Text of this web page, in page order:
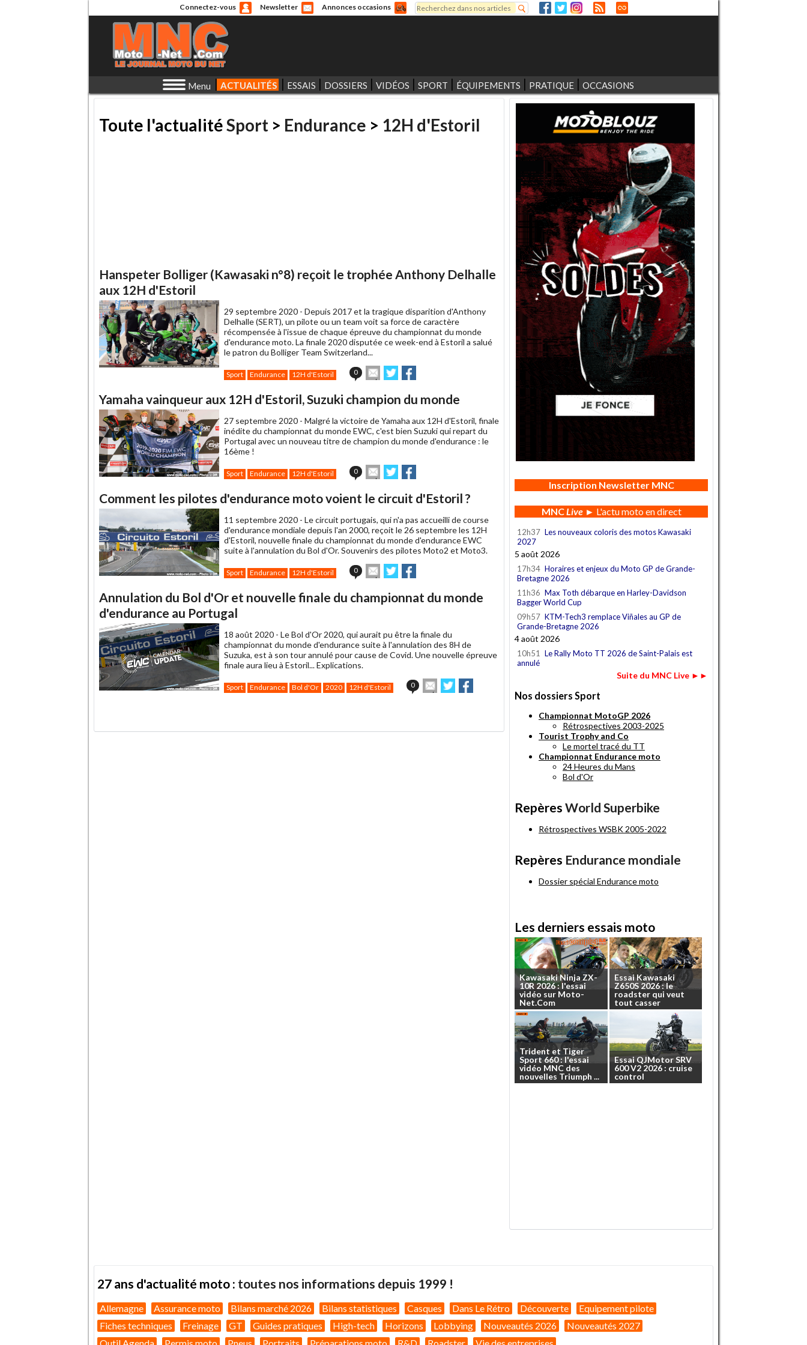
Connectez-vous Newsletter Annonces occasions
Formulaire de recherche
Rechercher
Menu ACTUALITÉS ESSAIS DOSSIERS VIDÉOS SPORT ÉQUIPEMENTS PRATIQUE OCCASIONS
Toute l'actualitéSport > Endurance > 12H d'Estoril
Hanspeter Bolliger (Kawasaki n°8) reçoit le trophée Anthony Delhalle
aux 12H d'Estoril
29 septembre 2020 - Depuis 2017 et la tragique disparition d'Anthony
Delhalle (SERT), un pilote ou un team voit sa force de caractère
récompensée à l'issue de chaque épreuve du championnat du monde
d'endurance moto. La finale 2020 disputée ce week-end à Estoril a salué
le patron du Bolliger Team Switzerland...
Sport Endurance 12H d'Estoril 0
Envoyer
cet
à
ami
Partager
sur sur
Yamaha vainqueur aux 12H d'Estoril, Suzuki champion du monde
27 septembre 2020 - Malgré la victoire de Yamaha aux 12H d'Estoril, finale
inédite du championnat du monde EWC, c'est bien Suzuki qui repart du
Portugal avec un nouveau titre de champion du monde d'endurance : le
16ème !
Sport Endurance 12H d'Estoril 0
Envoyer
cet
à
ami
Partager
sur sur
Comment les pilotes d'endurance moto voient le circuit d'Estoril ?
11 septembre 2020 - Le circuit portugais, qui n'a pas accueilli de course
d'endurance mondiale depuis l'an 2000, reçoit le 26 septembre les 12H
d'Estoril, nouvelle finale du championnat du monde d'endurance EWC
suite à l'annulation du Bol d'Or. Souvenirs des pilotes Moto2 et Moto3.
Sport Endurance 12H d'Estoril 0
Envoyer
cet
à
Partager
sur sur
Annulation du Bol d'Or et nouvelle finale du championnat du monde
d'endurance au Portugal
18 août 2020 - Le Bol d'Or 2020, qui aurait pu être la finale du
championnat du monde d'endurance suite à l'annulation des 8H de
Suzuka, est à son tour annulé pour cause de Covid. Une nouvelle épreuve
finale aura lieu à Estoril... Explications.
Sport Endurance Bol d'Or 2020 12H d'Estoril 0
Envoyer
cet
ami
Partager
sur sur
Inscription Newsletter MNC
MNCLive► L'actu moto en direct
12h37 Les nouveaux coloris des motos Kawasaki
2027
5 août 2026
17h34 Horaires et enjeux du Moto GP de Grande-
Bretagne 2026
11h36 Max Toth débarque en Harley-Davidson
Bagger World Cup
09h57 KTM-Tech3 remplace Viñales au GP de
Grande-Bretagne 2026
4 août 2026
10h51
Le Rally Moto TT 2026 de Saint-Palais est
annulé
Suite du MNC Live ►►
Nos dossiers Sport
Championnat MotoGP 2026
Rétrospectives 2003-2025
Tourist Trophy and Co
Le mortel tracé du TT
Championnat Endurance moto
24 Heures du Mans
Bol d'Or
Repères World Superbike
Rétrospectives WSBK 2005-2022
Repères Endurance mondiale
Dossier spécial Endurance moto
Les derniers essais moto
KawasakiNinja ZX-
10R2026: l'essai
vidéo sur Moto-
Net.Com
EssaiKawasaki
Z650S 2026:le
roadster qui veut
tout casser
Trident etTiger
Sport660:l'essai
vidéo MNC des
nouvelles Triumph ...
Essai QJMotorSRV
600V2 2026 : cruise
control
27 ans d'actualité moto : toutes nos informations depuis 1999 !
Allemagne Assurance moto Bilans marché 2026 Bilans statistiques Casques Dans Le Rétro Découverte
Equipement pilote
Fiches techniques
Freinage GT Guides pratiques High-tech Horizons Lobbying Nouveautés 2026
Nouveautés 2027